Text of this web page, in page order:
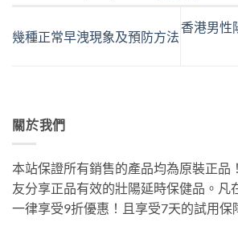
幾種正常早洩現象及預防方法
香港男性
關於我們
本站保證所有銷售的產品均為原裝正品
友分享正品有效的壯陽延時保健品。凡
一律享受9折優惠！且享受7天的試用保